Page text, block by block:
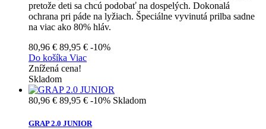
pretože deti sa chcú podobať na dospelých. Dokonalá
ochrana pri páde na lyžiach. Špeciálne vyvinutá prilba sadne
na viac ako 80% hláv.
80,96 € 89,95 € -10%
Do košíka Viac
Znížená cena!
Skladom
80,96 € 89,95 € -10% Skladom
GRAP 2.0 JUNIOR